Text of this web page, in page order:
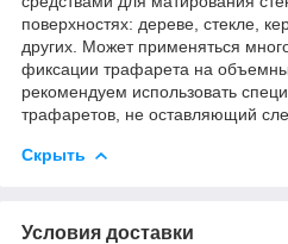
поверхностях: дереве, стекле,
других. Может применяться
фиксации трафарета на
рекомендуем использовать
трафаретов, не оставляющий
Скрыть
Условия доставки